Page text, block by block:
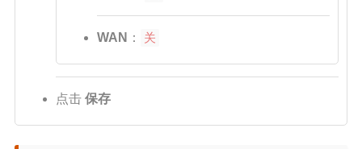
WAN ： 关
点击 保存